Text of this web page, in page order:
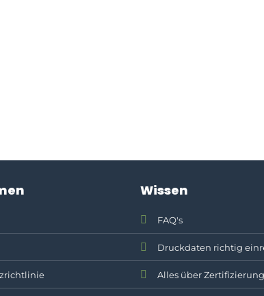
Wissen
FAQ's
Druckdaten richtig
Alles über